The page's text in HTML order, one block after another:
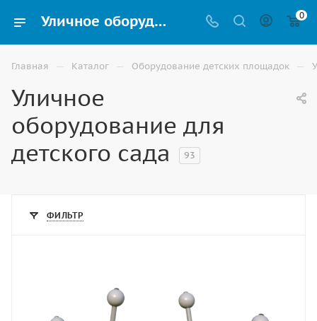
Уличное оборудование для детского сада купить в Волгограде 0
Главная — Каталог — Оборудование детских площадок —
Уличное
оборудование для
детского сада
93
ФИЛЬТР